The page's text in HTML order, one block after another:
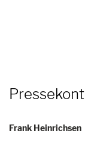
Frank Heinrichsen